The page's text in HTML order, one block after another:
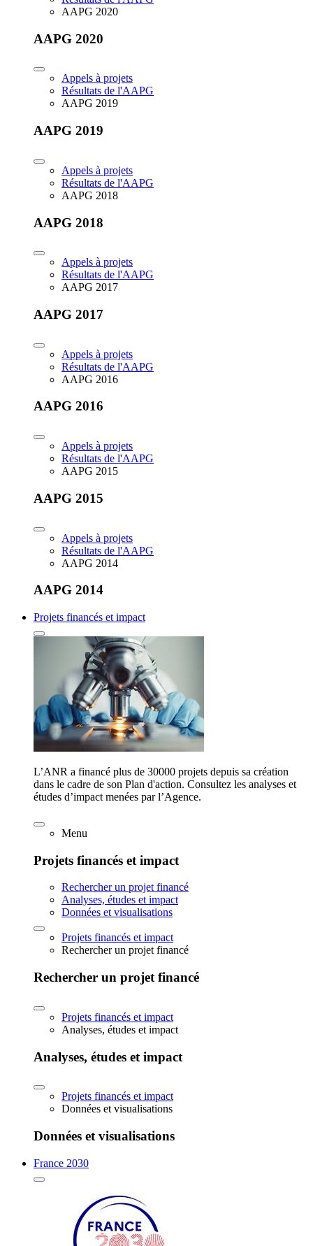
AAPG 2020
AAPG 2020
Appels à projets
Résultats de l'AAPG
AAPG 2019
AAPG 2019
Appels à projets
Résultats de l'AAPG
AAPG 2018
AAPG 2018
Appels à projets
Résultats de l'AAPG
AAPG 2017
AAPG 2017
Appels à projets
Résultats de l'AAPG
AAPG 2016
AAPG 2016
Appels à projets
Résultats de l'AAPG
AAPG 2015
AAPG 2015
Appels à projets
Résultats de l'AAPG
AAPG 2014
AAPG 2014
Projets financés et impact
L’ANR a financé plus de 30000 projets depuis sa création
dans le cadre de son Plan d'action. Consultez les analyses et
études d’impact menées par l’Agence.
Menu
Projets financés et impact
Rechercher un projet financé
Analyses, études et impact
Données et visualisations
Projets financés et impact
Rechercher un projet financé
Rechercher un projet financé
Projets financés et impact
Analyses, études et impact
Analyses, études et impact
Projets financés et impact
Données et visualisations
Données et visualisations
France 2030